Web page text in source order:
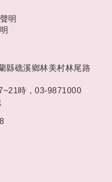
明
縣礁溪鄉林美村林尾路
時， 03-9871000